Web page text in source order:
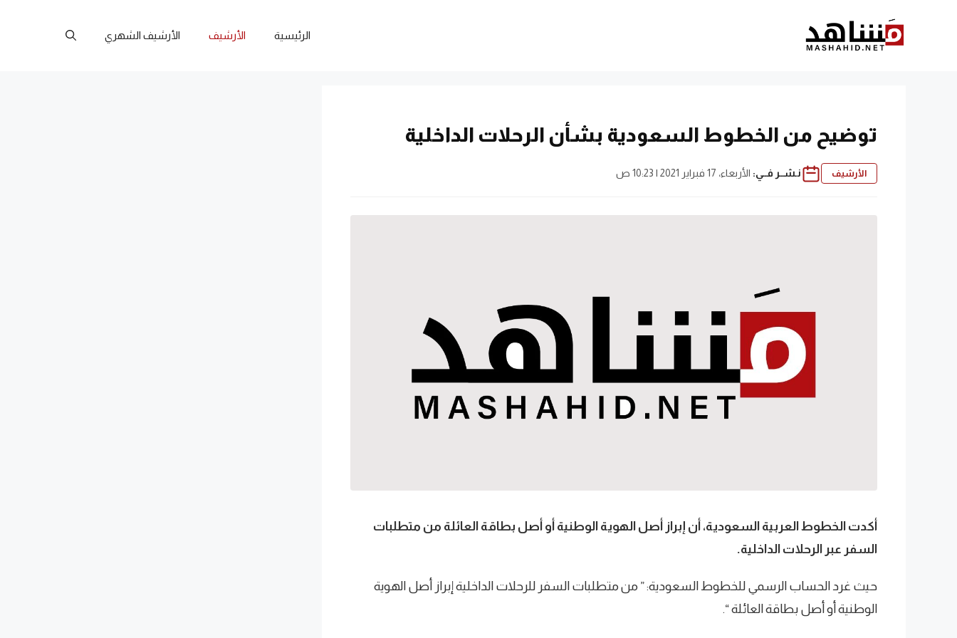
الرئيسية الأرشيف الأرشيف الشهري
توضيح من الخطوط السعودية بشأن الرحلات الداخلية
الأرشيف نـشــر فــي: الأربعاء، 17 فبراير 2021 | 10:23 ص
أكدت الخطوط العربية السعودية، أن إبراز أصل الهوية الوطنية أو أصل بطاقة العائلة من متطلبات
السفر عبر الرحلات الداخلية.
حيث غرد الحساب الرسمي للخطوط السعودية: ” من متطلبات السفر للرحلات الداخلية إبراز أصل الهوية
الوطنية أو أصل بطاقة العائلة “.